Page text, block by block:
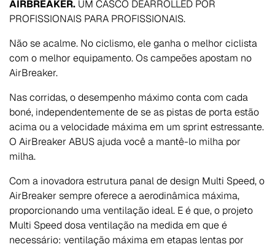
AIRBREAKER. UM CASCO DEARROLLED POR
PROFISSIONAIS PARA PROFISSIONAIS.
Não se acalme. No ciclismo, ele ganha o melhor ciclista
com o melhor equipamento. Os campeões apostam no
AirBreaker.
Nas corridas, o desempenho máximo conta com cada
boné, independentemente de se as pistas de porta estão
acima ou a velocidade máxima em um sprint estressante.
O AirBreaker ABUS ajuda você a mantê-lo milha por
milha.
Com a inovadora estrutura panal de design Multi Speed, o
AirBreaker sempre oferece a aerodinâmica máxima,
proporcionando uma ventilação ideal. E é que, o projeto
Multi Speed dosa ventilação na medida em que é
necessário: ventilação máxima em etapas lentas por